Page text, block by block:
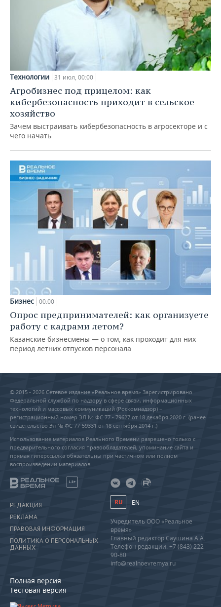
Технологии 31 июл, 00:00
Агробизнес под прицелом: как
кибербезопасность приходит в сельское
хозяйство
Зачем выстраивать кибербезопасность в агросекторе и с
чего начать
Бизнес 00:00
Опрос предпринимателей: как организуете
работу с кадрами летом?
Казанские бизнесмены — о том, как проходит для них
период летних отпусков персонала
© 2015 - 2026 Сетевое издание «Реальное время» Зарегистрировано
Федеральной службой по надзору в сфере связи, информационных
технологий и массовых коммуникаций (Роскомнадзор) –
регистрационный номер ЭЛ № ФС 77 - 79627 от 18 декабря 2020 г. (ранее
свидетельство Эл № ФС 77-59331 от 18 сентября 2014 г.)
Использование материалов Реального Времени разрешено только с
предварительного согласия правообладателей, упоминание сайта и
прямая гиперссылка обязательны при частичном или полном
воспроизведении материалов.
18+
РЕДАКЦИЯ
РЕКЛАМА
ПРАВОВАЯ ИНФОРМАЦИЯ
ПОЛИТИКА О ПЕРСОНАЛЬНЫХ
ДАННЫХ
Полная версия
Тестовая версия
RU EN
Учредитель ООО «Реальное
время»
Главный редактор Саушина А.А.
Телефон редакции: +7 (843) 222-
90-80
info@realnoevremya.ru